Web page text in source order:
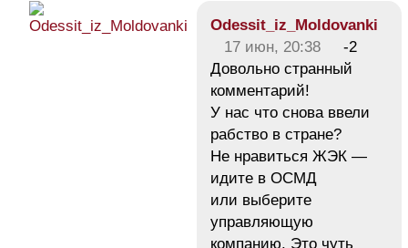
Odessit_iz_Moldovanki
17 июн, 20:38
-2
Довольно странный
комментарий!
У нас что снова ввели
рабство в стране?
Не нравиться ЖЭК —
идите в ОСМД
или выберите
управляющую
компанию. Это чуть